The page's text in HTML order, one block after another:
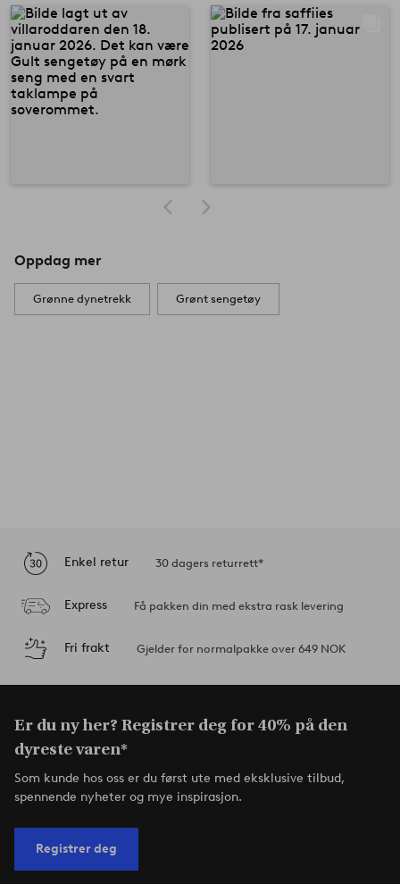
Oppdag mer
Grønne dynetrekk Grønt sengetøy
Enkel retur 30 dagers returrett*
Express Få pakken din med ekstra rask levering
Fri frakt Gjelder for normalpakke over 649 NOK
Er du ny her? Registrer deg for 40% på den
dyreste varen*
Som kunde hos oss er du først ute med eksklusive tilbud,
spennende nyheter og mye inspirasjon.
Registrer deg